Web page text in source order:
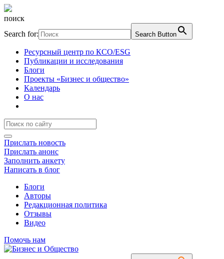
поиск
Search for:
Search Button
Ресурсный центр по КСО/ESG
Публикации и исследования
Блоги
Проекты «Бизнес и общество»
Календарь
О нас
Прислать новость
Прислать анонс
Заполнить анкету
Написать в блог
Блоги
Авторы
Редакционная политика
Отзывы
Видео
Помочь нам